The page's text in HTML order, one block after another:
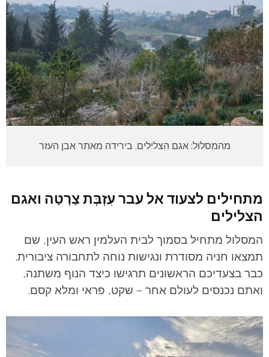
מהמסלול: אגם הצלילים, בירידה מאתר אבן העזר
מתחילים לצעוד אל עבר עִזְבְּת צַרְטַה ואגם
הצלילים
המסלול מתחיל בסמוך לבית העלמין ראש העין, שם
תמצאו חניה מסודרת ונגישות נוחה לתחבורה ציבורית.
כבר בצעדיכם הראשונים תרגישו כיצד הנוף משתנה,
ואתם נכנסים לעולם אחר – שקט, פראי ומלא קסם.